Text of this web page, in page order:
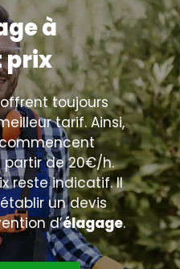
à
prix
toujours
tarif. Ainsi,
de 20€/h.
reste indicatif. Il
un devis
d’élagage.